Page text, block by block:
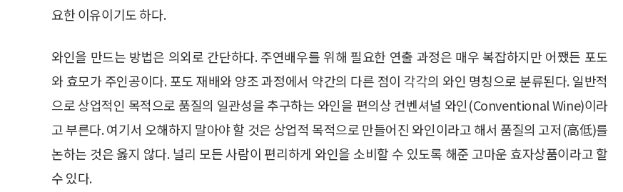
요한 이유이기도 하다.
와인을 만드는 방법은 의외로 간단하다. 주연배우를 위해 필요한 연출 과정은 매우 복잡하지만 어쨌든 포도
와 효모가 주인공이다. 포도 재배와 양조 과정에서 약간의 다른 점이 각각의 와인 명칭으로 분류된다. 일반적
으로 상업적인 목적으로 품질의 일관성을 추구하는 와인을 편의상 컨벤셔널 와인(Conventional Wine)이라
고 부른다. 여기서 오해하지 말아야 할 것은 상업적 목적으로 만들어진 와인이라고 해서 품질의 고저(高低)를
논하는 것은 옳지 않다. 널리 모든 사람이 편리하게 와인을 소비할 수 있도록 해준 고마운 효자상품이라고 할
수 있다.